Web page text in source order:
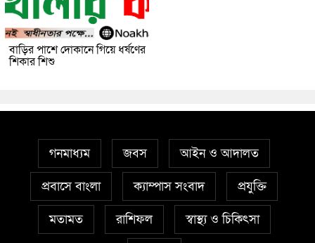
বাড়ির পাশে দোকানে গিয়ে ধর্ষণের
শিকার শিশু
গনমাধ্যম জবস আইন ও আদালত
প্রবাসে বাংলা ক্যাম্পাস সংবাদ প্রযুক্তি
মতামত রাশিফল স্বাস্থ্য ও চিকিৎসা